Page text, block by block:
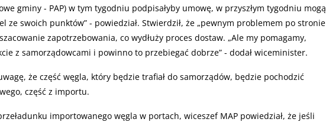
gminy - PAP) w tym tygodniu podpisałyby umowę, w przyszłym tygodniu mogą
ze swoich punktów” - powiedział. Stwierdził, że „pewnym problemem po stronie
zapotrzebowania, co wydłuży proces dostaw. „Ale my pomagamy,
z samorządowcami i powinno to przebiegać dobrze” - dodał wiceminister.
że część węgla, który będzie trafiał do samorządów, będzie pochodzić
część z importu.
importowanego węgla w portach, wiceszef MAP powiedział, że jeśli